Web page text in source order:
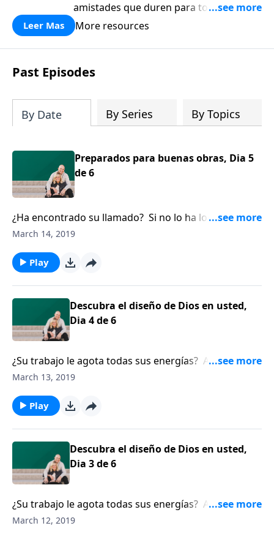
amistades que duren para toda la vida.
¡Únase a uno de los estudios de grupos
a casa los principios de la Palabra de
Dios para compartirlos con su familia,
su iglesia y su comunidad!
Leer Mas More resources
Past Episodes
By Date By Series By Topics
Preparados para buenas obras, Dia 5
de 6
¿Ha encontrado su llamado? Si no lo ha logrado, ¿no
cree que ya es hora? Bill Hendricks anima a los
dones y capacidades para que se dediquen a su
pasión.
March 14, 2019
Play
Descubra el diseño de Dios en usted,
Dia 4 de 6
¿Su trabajo le agota todas sus energías? A lo mejor
sea porque no está usando sus dones naturales. Bill
sus talentos naturales para que comience a usar sus
dones para la gloria de Dios.
March 13, 2019
Play
Descubra el diseño de Dios en usted,
Dia 3 de 6
¿Su trabajo le agota todas sus energías? A lo mejor
sea porque no está usando sus dones naturales. Bill
March 12, 2019